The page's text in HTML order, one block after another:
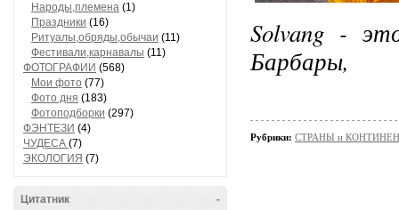
Народы,племена (1)
Праздники (16)
Ритуалы,обряды,обычаи (11)
Фестивали,карнавалы (11)
ФОТОГРАФИИ (568)
Мои фото (77)
Фото дня (183)
Фотоподборки (297)
ФЭНТЕЗИ (4)
ЧУДЕСА (7)
ЭКОЛОГИЯ (7)
-
Цитатник
Solvang -
Барбары,
Рубрики: СТРАНЫ и